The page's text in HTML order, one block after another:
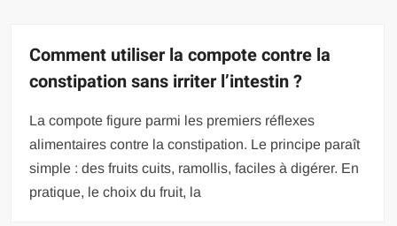
Comment utiliser la compote contre la
constipation sans irriter l’intestin ?
La compote figure parmi les premiers réflexes
alimentaires contre la constipation. Le principe paraît
simple : des fruits cuits, ramollis, faciles à digérer. En
pratique, le choix du fruit, la